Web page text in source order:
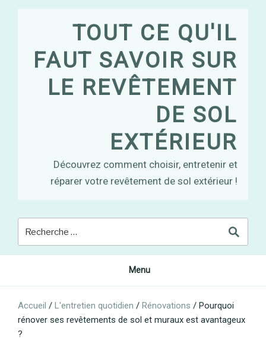
TOUT CE QU'IL
FAUT SAVOIR SUR
LE REVÊTEMENT
DE SOL
EXTÉRIEUR
Découvrez comment choisir, entretenir et
réparer votre revêtement de sol extérieur !
Menu
Accueil / L'entretien quotidien / Rénovations / Pourquoi
rénover ses revêtements de sol et muraux est avantageux
?